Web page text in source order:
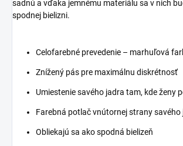
sadnú a vďaka jemnému materiálu sa v nich
spodnej bielizni.
Celofarebné prevedenie – marhuľová
Znížený pás pre maximálnu diskrétnosť
Umiestenie savého jadra tam, kde ženy
Farebná potlač vnútornej strany savého
Obliekajú sa ako spodná bielizeň